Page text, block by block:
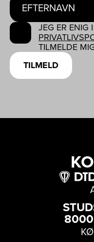
EFTERNAVN
JEG ER ENIG
TILMELDE
TILMELD
8000